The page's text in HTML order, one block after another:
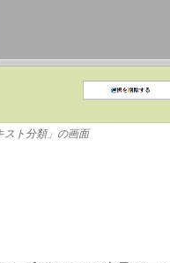
スト分類」の画面